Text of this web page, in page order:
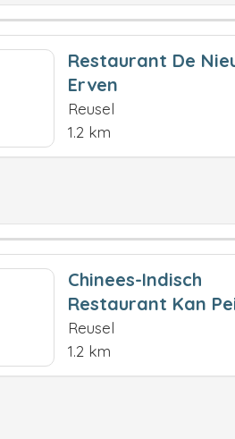
Restaurant De
Erven
Reusel
1.2 km
Chinees-Indisch
Restaurant Kan
Reusel
1.2 km